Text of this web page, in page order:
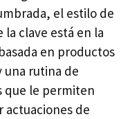
el estilo de
clave está en la
en productos
una rutina de
que le permiten
de